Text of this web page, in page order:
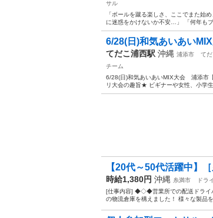
サル
「ボールを蹴る楽しさ、ここでまた始
に迷惑をかけないか不安…」 「何年も
6/28(日)和気あいあい
てだこ浦西駅 沖縄 浦添市 て
チーム
6/28(日)和気あいあいMIX大会 浦添市
リ大会の趣旨★ ビギナーや女性、小学生
【20代～50代活躍中】
時給1,380円 沖縄 糸満市
ドラ
[仕事内容] ◆◇◆営業所での配送ドライ
の物流倉庫を構えました！ 様々な製品